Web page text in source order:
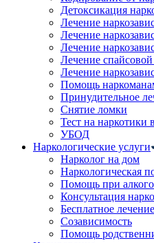
Детоксикация
Лечение
Лечение
Лечение
Лечение
Лечение
Помощь
Принудительное
Снятие ломки
Тест на наркотики
УБОД
Наркологические услуги
Нарколог на дом
Наркологическая
Помощь при
Консультация
Бесплатное
Созависимость
Помощь